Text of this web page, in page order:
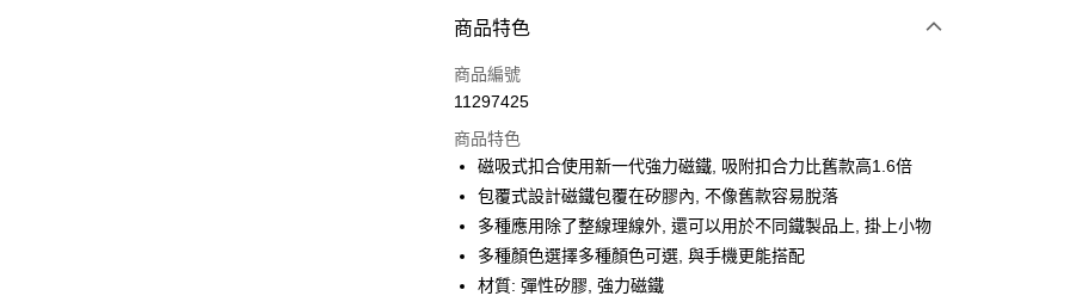
付款方式
信用卡一次付款
LINE Pay
Apple Pay
街口支付
悠遊付
商品特色
商品編號
11297425
商品特色
磁吸式扣合使用新一代強力磁鐵, 吸附扣合力比舊款高1.6倍
包覆式設計磁鐵包覆在矽膠內, 不像舊款容易脫落
多種應用除了整線理線外, 還可以用於不同鐵製品上, 掛上小物
多種顏色選擇多種顏色可選, 與手機更能搭配
材質: 彈性矽膠, 強力磁鐵